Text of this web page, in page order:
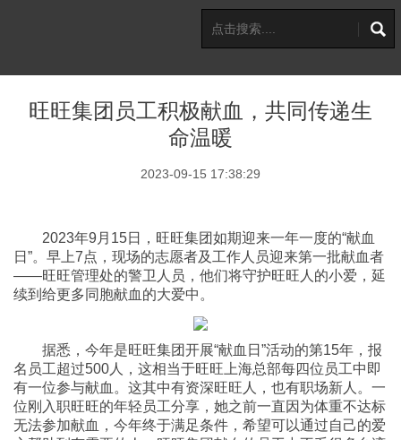
旺旺集团员工积极献血，共同传递生
命温暖
2023-09-15 17:38:29
2023年9月15日，旺旺集团如期迎来一年一度的“献血
日”。早上7点，现场的志愿者及工作人员迎来第一批献血者
——旺旺管理处的警卫人员，他们将守护旺旺人的小爱，延
续到给更多同胞献血的大爱中。
据悉，今年是旺旺集团开展“献血日”活动的第15年，报
名员工超过500人，这相当于旺旺上海总部每四位员工中即
有一位参与献血。这其中有资深旺旺人，也有职场新人。一
位刚入职旺旺的年轻员工分享，她之前一直因为体重不达标
无法参加献血，今年终于满足条件，希望可以通过自己的爱